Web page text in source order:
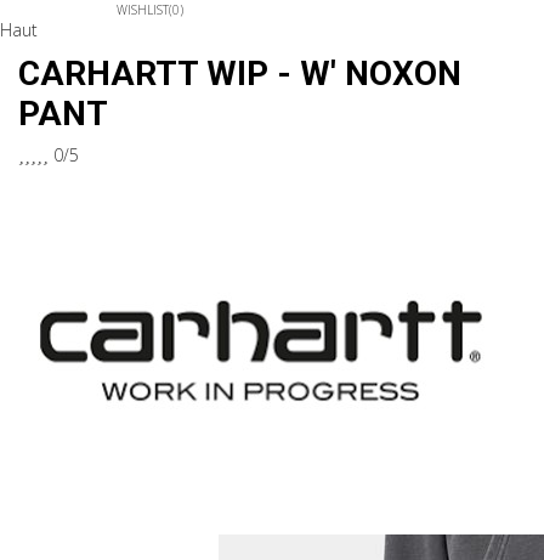
WISHLIST 0
Haut
CARHARTT WIP - W' NOXON
PANT
0/5